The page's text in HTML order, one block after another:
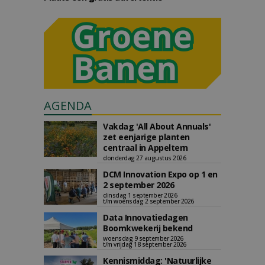
AGENDA
Vakdag 'All About Annuals'
zet eenjarige planten
centraal in Appeltern
donderdag 27 augustus 2026
DCM Innovation Expo op 1 en
2 september 2026
dinsdag 1 september 2026
t/m woensdag 2 september 2026
Data Innovatiedagen
Boomkwekerij bekend
woensdag 9 september 2026
t/m vrijdag 18 september 2026
Kennismiddag: 'Natuurlijke